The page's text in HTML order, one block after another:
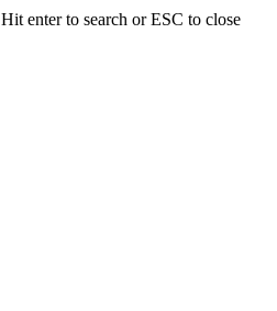
Hit enter to search or ESC to close